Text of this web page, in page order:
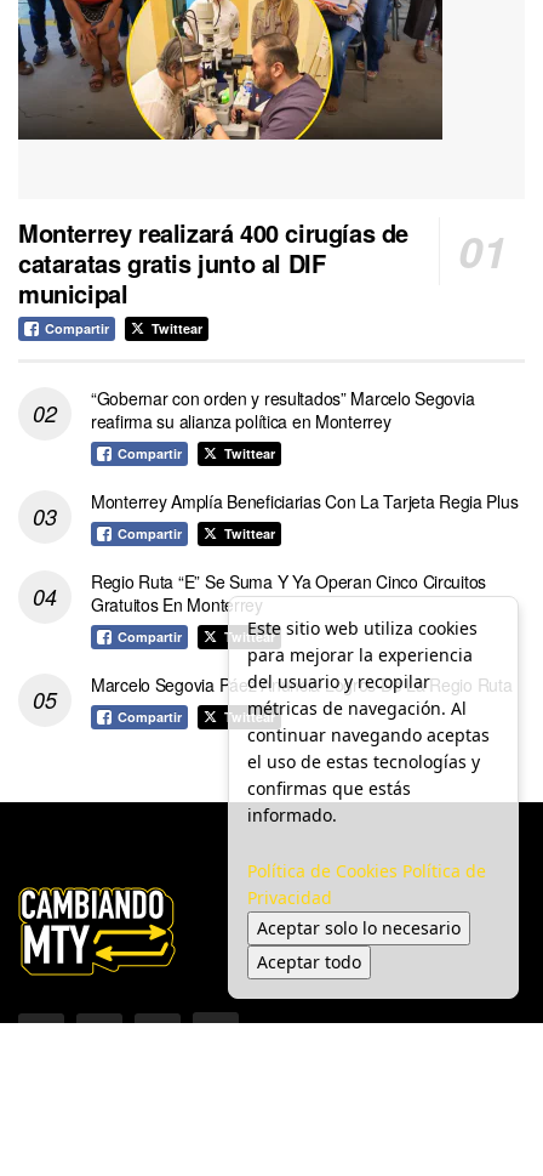
Monterrey realizará 400 cirugías de
cataratas gratis junto al DIF
municipal
Compartir Twittear
“Gobernar con orden y resultados” Marcelo Segovia
reafirma su alianza política en Monterrey
Compartir Twittear
Monterrey Amplía Beneficiarias Con La Tarjeta Regia Plus
Compartir Twittear
Regio Ruta “E” Se Suma Y Ya Operan Cinco Circuitos
Gratuitos En Monterrey
Compartir Twittear
Marcelo Segovia Páez Anuncia Logros De La Regio Ruta
Compartir Twittear
Este sitio web utiliza cookies
para mejorar la experiencia
del usuario y recopilar
métricas de navegación. Al
continuar navegando aceptas
el uso de estas tecnologías y
confirmas que estás
informado.
Política de Cookies Política de
Privacidad
Aceptar solo lo necesario
Aceptar todo